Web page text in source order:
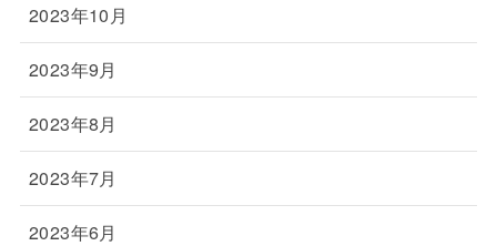
2023年10月
2023年9月
2023年8月
2023年7月
2023年6月